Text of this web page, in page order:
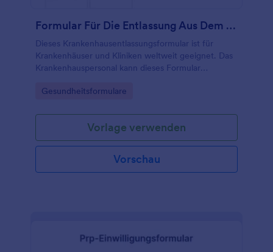
Formular Für Die Entlassung Aus Dem Krankenhaus
Dieses Krankenhausentlassungsformular ist für
Krankenhäuser und Kliniken weltweit geeignet. Das
Krankenhauspersonal kann dieses Formular
Anforderungen erfüllt sind, bevor ein Patient
enthält alle wichtigen Informationen, die benötigt
werden. Wenn dieses Musterformular für die
Entlassung aus dem Krankenhaus jedoch ein oder
mehrere Felder nicht enthält, die Sie benötigen,
müssen Sie sich keine Sorgen machen. Sie können
Sie brauchen keine Programmierkenntnisse. Nutzen
Go to Category:
Gesundheitsformulare
Vorlage verwenden
Vorschau